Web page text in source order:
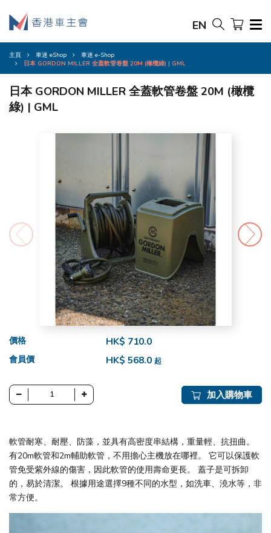
EN
主頁 車迷 eShop
車迷 e-Shop
日本 GORDON MILLER 全蓋軟管卷盤 20M (橄欖綠) | GML
日本 GORDON MILLER 全蓋軟管卷盤 20M (橄欖
綠) | GML
價格 HK$ 710.0
會員價 HK$ 568.0 起
加入購物車
軟管耐寒、耐壓、防藻，並具有高密度串結構，重量輕、抗扭曲。
有20m軟管和2m輔助軟管，不用擔心主機放在哪裡。 它可以保護軟
管免受紫外線的傷害，因此軟管的使用壽命更長。 蓋子是可拆卸
的，易於清潔。 根據用途選擇9種不同的水型，如洗車、澆水等，非
常方便。